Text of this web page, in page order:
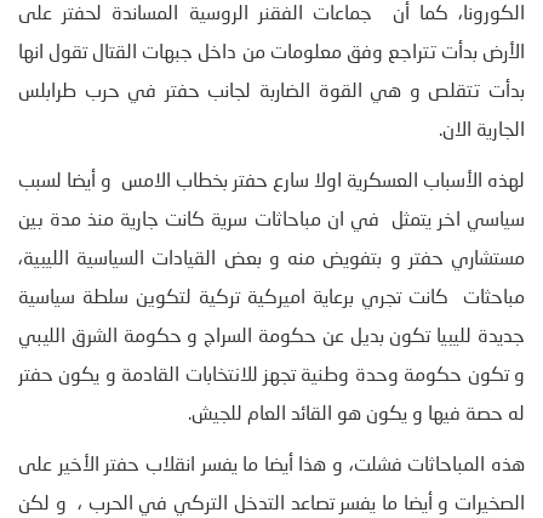
الكورونا، كما أن جماعات الفقنر الروسية المساندة لحفتر على
الأرض بدأت تتراجع وفق معلومات من داخل جبهات القتال تقول انها
بدأت تتقلص و هي القوة الضاربة لجانب حفتر في حرب طرابلس
الجارية الان.
لهذه الأسباب العسكرية اولا سارع حفتر بخطاب الامس و أيضا لسبب
سياسي اخر يتمثل في ان مباحاثات سرية كانت جارية منذ مدة بين
مستشاري حفتر و بتفويض منه و بعض القيادات السياسية الليبية،
مباحثات كانت تجري برعاية اميركية تركية لتكوين سلطة سياسية
جديدة لليبيا تكون بديل عن حكومة السراج و حكومة الشرق الليبي
و تكون حكومة وحدة وطنية تجهز للانتخابات القادمة و يكون حفتر
له حصة فيها و يكون هو القائد العام للجيش.
هذه المباحاثات فشلت، و هذا أيضا ما يفسر انقلاب حفتر الأخير على
الصخيرات و أيضا ما يفسر تصاعد التدخل التركي في الحرب ، و لكن